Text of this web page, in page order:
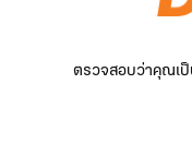
ตรวจสอบว่าคุณเป็